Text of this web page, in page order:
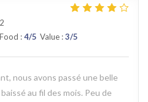
Food :4/5 Value :3/5
nous avons passé une belle
au fil des mois. Peu de